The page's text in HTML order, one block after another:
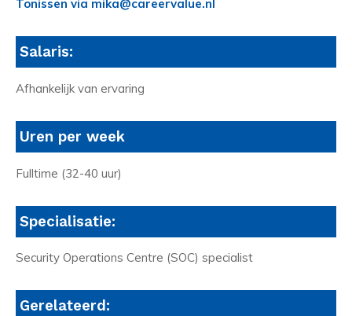
Tonissen via mika@careervalue.nl
Salaris:
Afhankelijk van ervaring
Uren per week
Fulltime (32-40 uur)
Specialisatie:
Security Operations Centre (SOC) specialist
Gerelateerd: